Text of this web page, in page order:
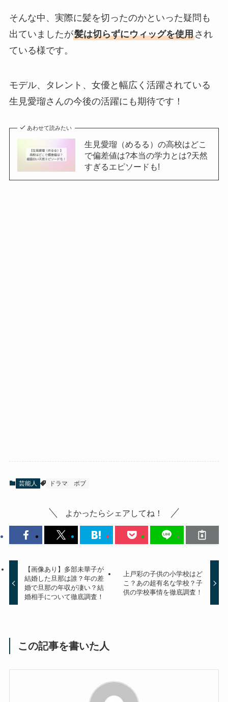
そんな中、実際に髪を切ったのかといった疑問も
出ていましたが髪は切らずにウィッグを使用され
ている様です。
モデル、タレント、女優と幅広く活躍されている
生見愛瑠さんの今後の活躍にも期待です！
あわせて読みたい
生見愛瑠（めるる）の高校はどこ
で偏差値は?本当の学力とは?天然
すぎるエピソードも!
芸能人 ドラマ ボブ
よかったらシェアしてね！
【画像あり】多部未華子が
結婚した旦那は誰？年の差
婚で旦那の年収が凄い？結
婚相手について徹底調査！
上戸彩の子供の小学校はど
こ？あの超有名な学校？子
供の学校事情を徹底調査！
この記事を書いた人